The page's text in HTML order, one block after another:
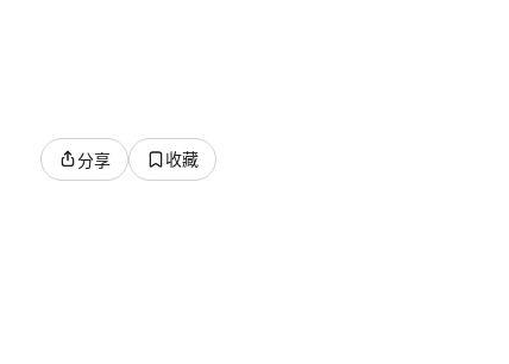
分享 收藏